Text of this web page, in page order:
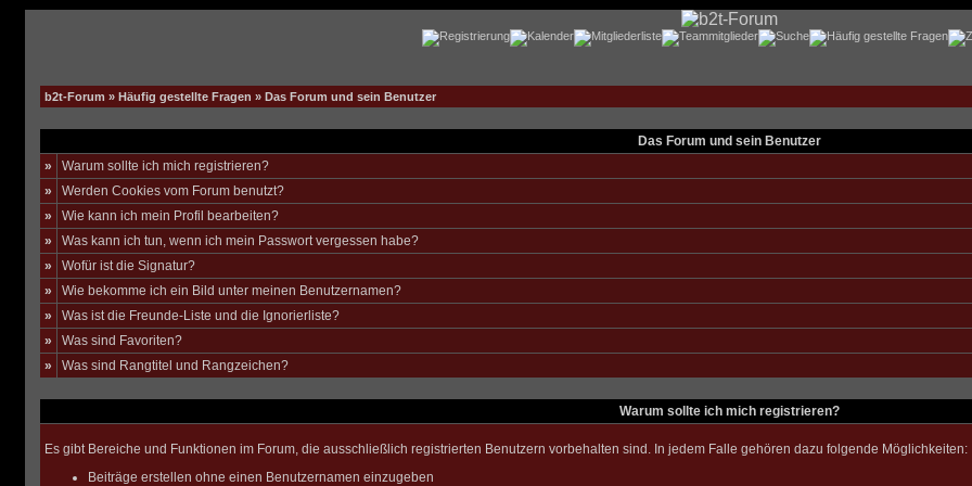
b2t-Forum » Häufig gestellte Fragen » Das Forum und sein Benutzer
Das Forum und sein Benutzer
»
Warum sollte ich mich registrieren?
»
Werden Cookies vom Forum benutzt?
»
Wie kann ich mein Profil bearbeiten?
»
Was kann ich tun, wenn ich mein Passwort vergessen habe?
»
Wofür ist die Signatur?
»
Wie bekomme ich ein Bild unter meinen Benutzernamen?
»
Was ist die Freunde-Liste und die Ignorierliste?
»
Was sind Favoriten?
»
Was sind Rangtitel und Rangzeichen?
Warum sollte ich mich registrieren?
Es gibt Bereiche und Funktionen im Forum, die ausschließlich registrierten Benutzern vorbehalten sind. In jedem Falle gehören dazu folgende Möglichkeiten:
Beiträge erstellen ohne einen Benutzernamen einzugeben